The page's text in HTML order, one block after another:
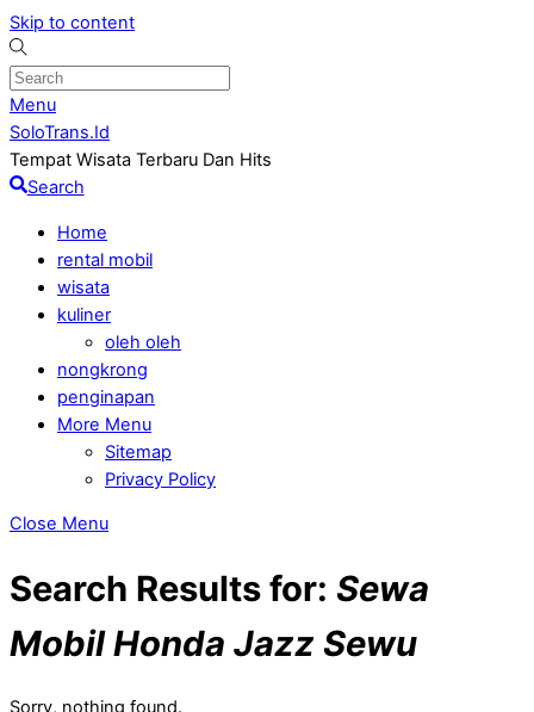
Skip to content
Menu
SoloTrans.Id
Tempat Wisata Terbaru Dan Hits
Search
Home
rental mobil
wisata
kuliner
oleh oleh
nongkrong
penginapan
More Menu
Sitemap
Privacy Policy
Close Menu
Search Results for: Sewa
Mobil Honda Jazz Sewu
Sorry, nothing found.